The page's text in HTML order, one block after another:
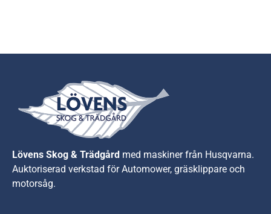
Lövens Skog & Trädgård med maskiner från Husqvarna.
Auktoriserad verkstad för Automower, gräsklippare och
motorsåg.